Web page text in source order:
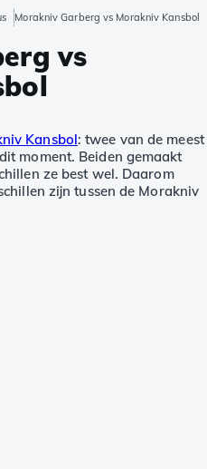
Morakniv Garberg vs Morakniv Kansbol
vs
Kansbol: twee van de meest
moment. Beiden gemaakt
ze best wel. Daarom
zijn tussen de Morakniv